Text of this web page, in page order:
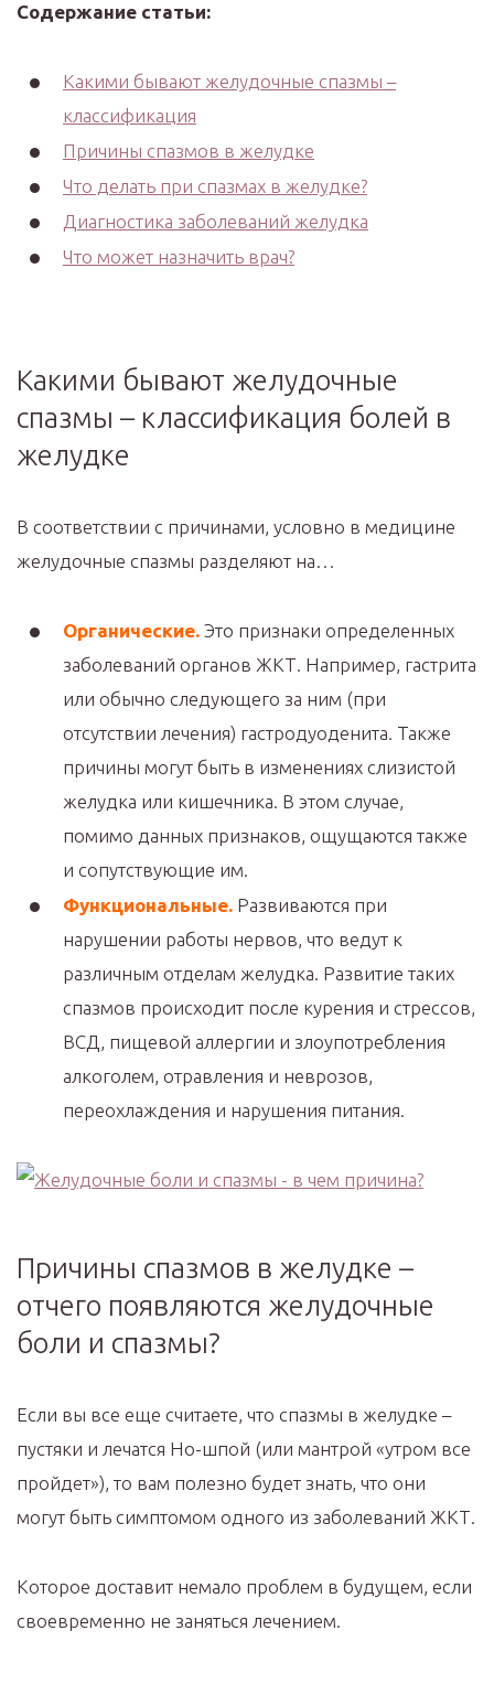
Содержание статьи:
Какими бывают желудочные спазмы –
классификация
Причины спазмов в желудке
Что делать при спазмах в желудке?
Диагностика заболеваний желудка
Что может назначить врач?
Какими бывают желудочные
спазмы – классификация болей в
желудке
В соответствии с причинами, условно в медицине
желудочные спазмы разделяют на…
Органические. Это признаки определенных
заболеваний органов ЖКТ. Например, гастрита
или обычно следующего за ним (при
отсутствии лечения) гастродуоденита. Также
причины могут быть в изменениях слизистой
желудка или кишечника. В этом случае,
помимо данных признаков, ощущаются также
и сопутствующие им.
Функциональные. Развиваются при
нарушении работы нервов, что ведут к
различным отделам желудка. Развитие таких
спазмов происходит после курения и стрессов,
ВСД, пищевой аллергии и злоупотребления
алкоголем, отравления и неврозов,
переохлаждения и нарушения питания.
Причины спазмов в желудке –
отчего появляются желудочные
боли и спазмы?
Если вы все еще считаете, что спазмы в желудке –
пустяки и лечатся Но-шпой (или мантрой «утром все
пройдет»), то вам полезно будет знать, что они
могут быть симптомом одного из заболеваний ЖКТ.
Которое доставит немало проблем в будущем, если
своевременно не заняться лечением.